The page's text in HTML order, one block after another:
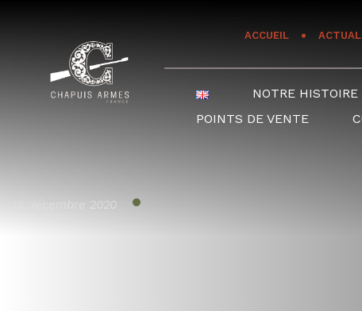
ACCUEIL
NOTRE HISTOIRE
POINTS DE VENTE
19 décembre 2020